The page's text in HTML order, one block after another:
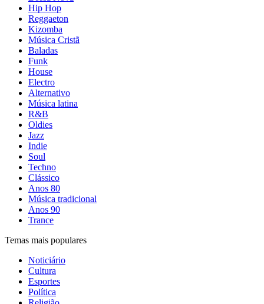
Hip Hop
Reggaeton
Kizomba
Música Cristã
Baladas
Funk
House
Electro
Alternativo
Música latina
R&B
Oldies
Jazz
Indie
Soul
Techno
Clássico
Anos 80
Música tradicional
Anos 90
Trance
Temas mais populares
Noticiário
Cultura
Esportes
Política